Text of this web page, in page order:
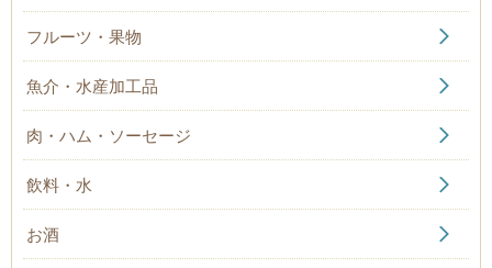
フルーツ・果物
魚介・水産加工品
肉・ハム・ソーセージ
飲料・水
お酒